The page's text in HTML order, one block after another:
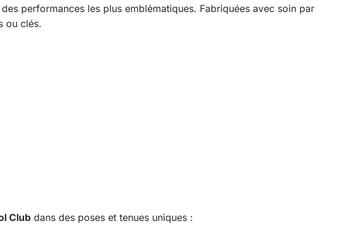
performances les plus emblématiques. Fabriquées avec soin par
ou clés.
Club dans des poses et tenues uniques :